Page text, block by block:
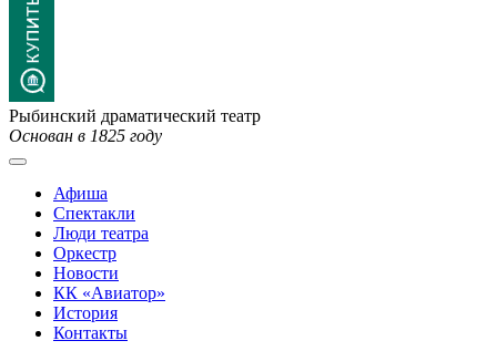
Рыбинский драматический театр
Основан в 1825 году
Афиша
Спектакли
Люди театра
Оркестр
Новости
КК «Авиатор»
История
Контакты